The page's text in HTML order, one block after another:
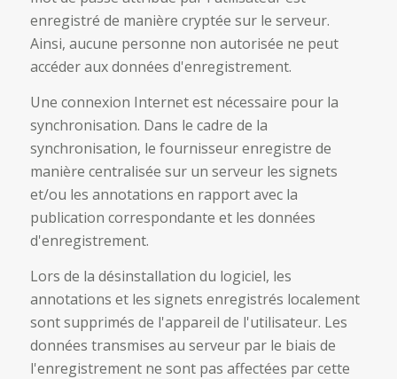
enregistré de manière cryptée sur le serveur.
Ainsi, aucune personne non autorisée ne peut
accéder aux données d'enregistrement.
Une connexion Internet est nécessaire pour la
synchronisation. Dans le cadre de la
synchronisation, le fournisseur enregistre de
manière centralisée sur un serveur les signets
et/ou les annotations en rapport avec la
publication correspondante et les données
d'enregistrement.
Lors de la désinstallation du logiciel, les
annotations et les signets enregistrés localement
sont supprimés de l'appareil de l'utilisateur. Les
données transmises au serveur par le biais de
l'enregistrement ne sont pas affectées par cette